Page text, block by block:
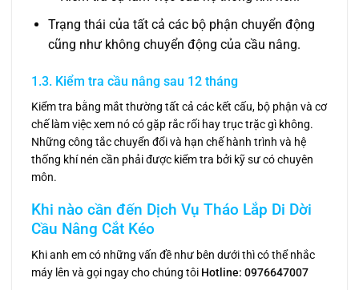
Trạng thái của tất cả các bộ phận chuyển động
cũng như không chuyển động của cầu nâng.
1.3. Kiểm tra cầu nâng sau 12 tháng
Kiểm tra bằng mắt thường tất cả các kết cấu, bộ phận và cơ
chế làm việc xem nó có gặp rắc rối hay trục trặc gì không.
Những công tắc chuyển đổi và hạn chế hành trình và hệ
thống khí nén cần phải được kiểm tra bởi kỹ sư có chuyên
môn.
Khi nào cần đến Dịch Vụ Tháo Lắp Di Dời
Cầu Nâng Cắt Kéo
Khi anh em có những vấn đề như bên dưới thì có thể nhắc
máy lên và gọi ngay cho chúng tôi Hotline: 0976647007